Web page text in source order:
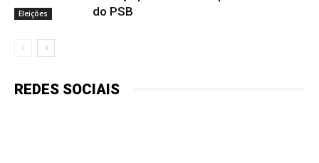
Eleições
do PSB
REDES SOCIAIS